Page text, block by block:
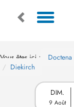
Vous êtes ici : Doctena
Diekirch
DIM.
9 Août